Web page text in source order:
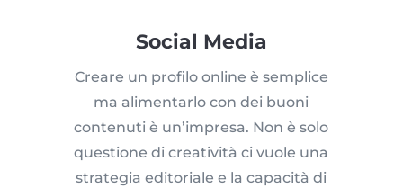
Social Media
Creare un profilo online è semplice
ma alimentarlo con dei buoni
contenuti è un’impresa. Non è solo
questione di creatività ci vuole una
strategia editoriale e la capacità di